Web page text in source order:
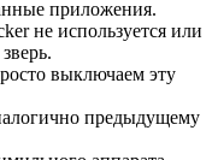
приложения.
не используется или
выключаем эту
предыдущему